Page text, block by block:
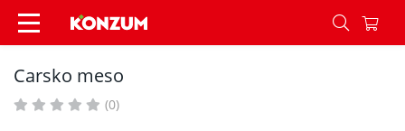
Carsko meso - Recepti - Konzum
Carsko meso
(0)